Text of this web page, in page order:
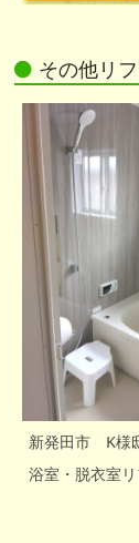
その他リ
新発田市 K様
浴室・脱衣室